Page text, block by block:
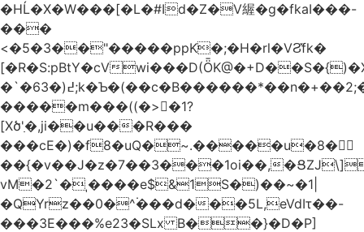
�HĹ�X�W���[�L�#Id�Z�V䌂�g�fkaI���-
���
<�5�3��"�����ppK�;�H�rl�VϨ̽fk�
[�R�S:pBtY�cV
�`�6߄(�3;k�Ƅ�(��c�B������*��n�+��2;��^��Q�މ7X�v�b
�����m���((�>򍹐�1?
[Xծ߲'�,ji��u���R���
���cE�)�f8�uQ�~.�����u�8�𠗒
��{�v��J�z�7��3���1oi��,
vM�2`�ˌ����e$&1S�)��~�1|
�QYrz��0�^۬���d���5L,eVdIτ��-
���3E���%e23�SLx B��}�D�P]